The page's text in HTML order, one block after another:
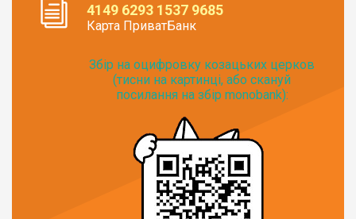
4149 6293 1537 9685
Карта ПриватБанк
Збір на оцифровку козацьких церков
(тисни на картинці, або скануй
посилання на збір monobank):